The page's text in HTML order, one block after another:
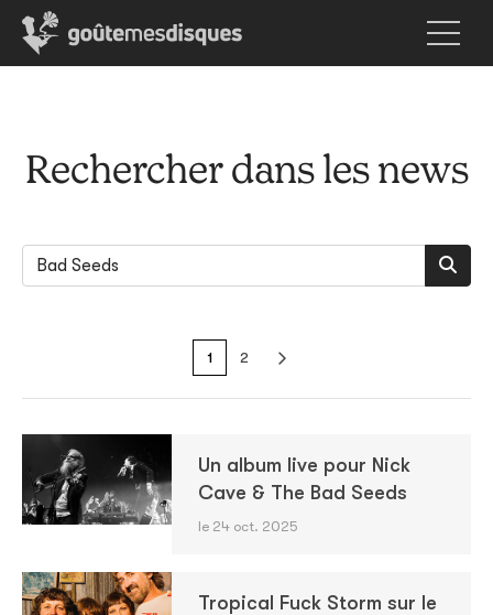
Rechercher dans les news
1 2
Un album live pour Nick
Cave & The Bad Seeds
le 24 oct. 2025
Tropical Fuck Storm sur le